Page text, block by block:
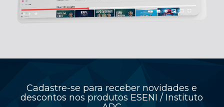
Cadastre-se para receber novidades e
descontos nos produtos ESENI / Instituto